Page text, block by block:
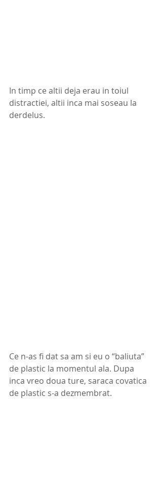
In timp ce altii deja erau in toiul
distractiei, altii inca mai soseau la
derdelus.
Ce n-as fi dat sa am si eu o “baliuta”
de plastic la momentul ala. Dupa
inca vreo doua ture, saraca covatica
de plastic s-a dezmembrat.